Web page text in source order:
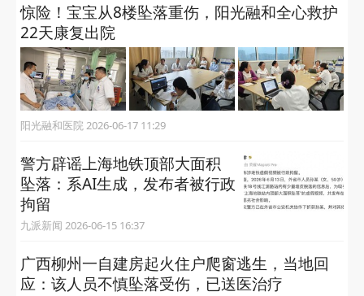
惊险！宝宝从8楼坠落重伤，阳光融和全心救护
22天康复出院
阳光融和医院 2026-06-17 11:29
警方辟谣上海地铁顶部大面积
坠落：系AI生成，发布者被行政
拘留
九派新闻 2026-06-15 16:37
广西柳州一自建房起火住户爬窗逃生，当地回
应：该人员不慎坠落受伤，已送医治疗